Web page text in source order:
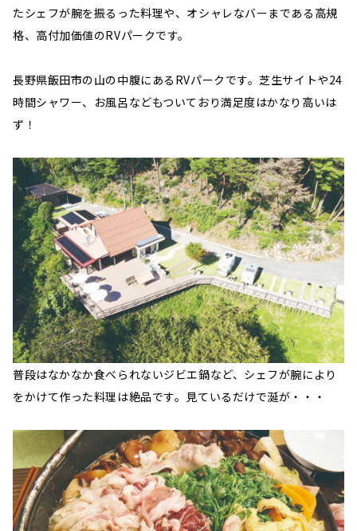
たシェフが腕を振るった料理や、オシャレなバーまである高規
格、高付加価値のRVパークです。
長野県飯田市の山の中腹にあるRVパークです。芝生サイトや24
時間シャワー、お風呂などもついており満足度はかなり高いは
ず！
普段はなかなか食べられないジビエ鍋など、シェフが腕により
をかけて作った料理は絶品です。見ているだけで涎が・・・